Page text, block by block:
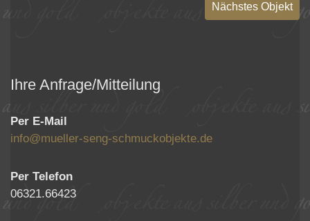
Nächstes Objekt
Ihre Anfrage/Mitteilung
Per E-Mail
info@mueller-seng-schmuckobjekte.de
Per Telefon
06321.66423